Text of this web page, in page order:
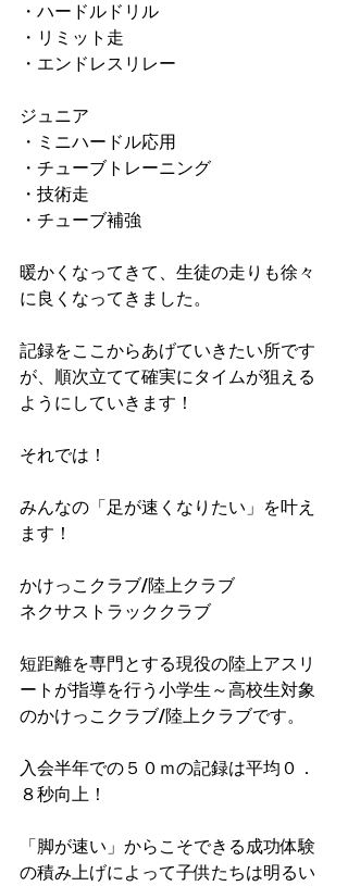
・ハードルドリル
・リミット走
・エンドレスリレー
ジュニア
・ミニハードル応用
・チューブトレーニング
・技術走
・チューブ補強
暖かくなってきて、生徒の走りも徐々
に良くなってきました。
記録をここからあげていきたい所です
が、順次立てて確実にタイムが狙える
ようにしていきます！
それでは！
みんなの「足が速くなりたい」を叶え
ます！
かけっこクラブ/陸上クラブ
ネクサストラッククラブ
短距離を専門とする現役の陸上アスリ
ートが指導を行う小学生～高校生対象
のかけっこクラブ/陸上クラブです。
入会半年での５０ｍの記録は平均０．
８秒向上！​
「脚が速い」からこそできる成功体験
の積み上げによって子供たちは明るい